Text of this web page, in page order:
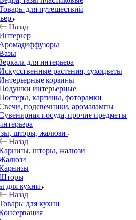
для путешествий
Назад
Аромадиффузоры
для интерьера
растения, сухоцветы
корзины
интерьерные
картины, фоторамки
подсвечники, аромалампы
посуда, прочие предметы
шторы, жалюзи
Назад
шторы, жалюзи
для кухни
Назад
для кухни